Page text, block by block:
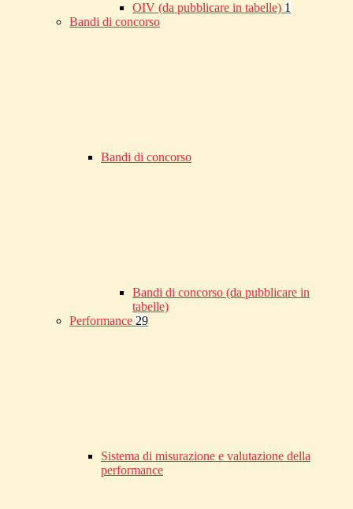
OIV (da pubblicare in tabelle) 1
Bandi di concorso
Bandi di concorso
Bandi di concorso (da pubblicare in
tabelle)
Performance 29
Sistema di misurazione e valutazione della
performance